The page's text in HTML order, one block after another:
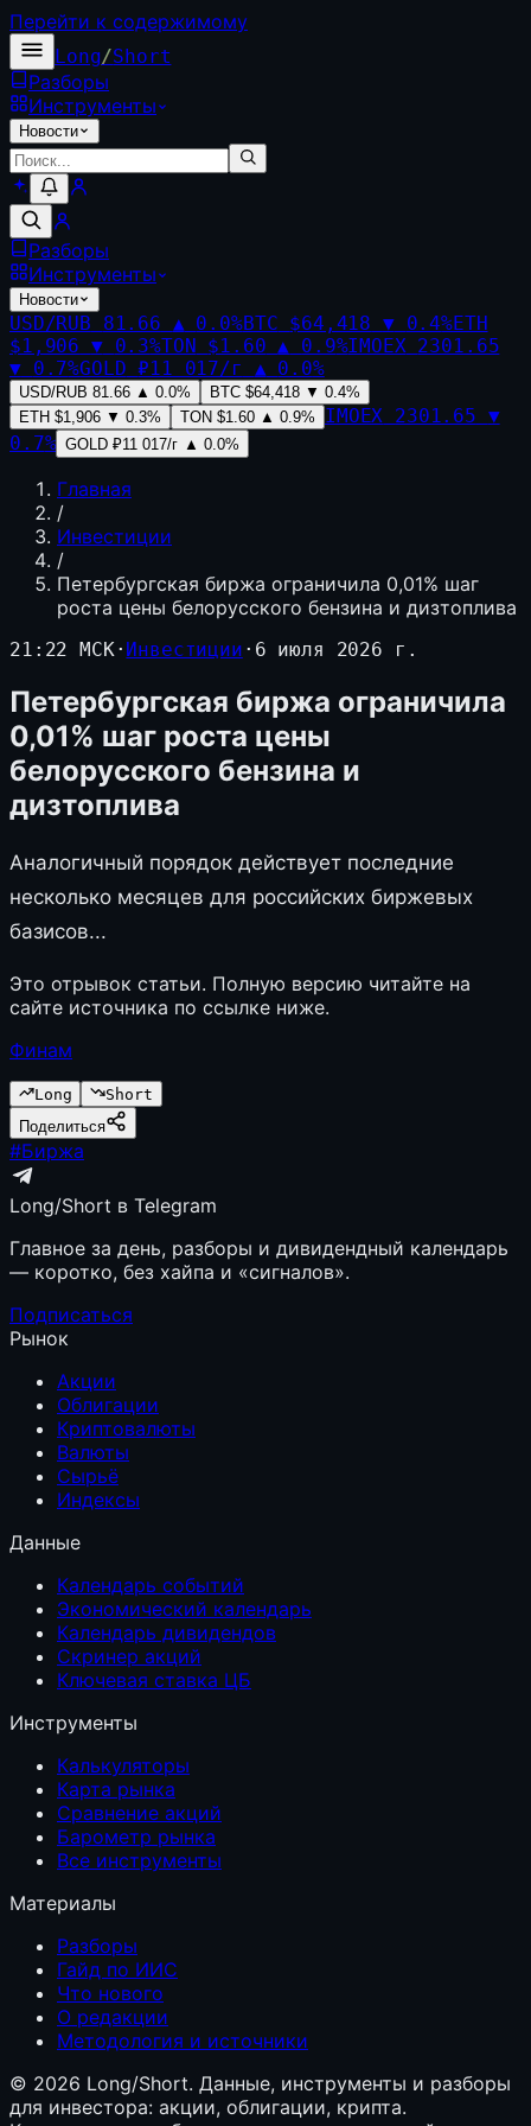
Перейти к содержимому
Long/Short
Разборы
Инструменты
Новости
Разборы
Инструменты
Новости
USD/RUB 81.66 ▲ 0.0%BTC $64,418 ▼ 0.4%ETH
$1,906 ▼ 0.3%TON $1.60 ▲ 0.9%IMOEX 2301.65
▼ 0.7%GOLD ₽11 017/г ▲ 0.0%
USD/RUB 81.66 ▲ 0.0% BTC $64,418 ▼ 0.4%
ETH $1,906 ▼ 0.3% TON $1.60 ▲ 0.9% IMOEX 2301.65 ▼
0.7% GOLD ₽11 017/г ▲ 0.0%
Главная
/
Инвестиции
/
Петербургская биржа ограничила 0,01% шаг
роста цены белорусского бензина и дизтоплива
21:22 МСК· Инвестиции · 6 июля 2026 г.
Петербургская биржа ограничила
0,01% шаг роста цены
белорусского бензина и
дизтоплива
Аналогичный порядок действует последние
несколько месяцев для российских биржевых
базисов...
Это отрывок статьи. Полную версию читайте на
сайте источника по ссылке ниже.
Финам
Long
Short
Поделиться
#Биржа
Long/Short в Telegram
Главное за день, разборы и дивидендный календарь
— коротко, без хайпа и «сигналов».
Подписаться
Рынок
Акции
Облигации
Криптовалюты
Валюты
Сырьё
Индексы
Данные
Календарь событий
Экономический календарь
Календарь дивидендов
Скринер акций
Ключевая ставка ЦБ
Инструменты
Калькуляторы
Карта рынка
Сравнение акций
Барометр рынка
Все инструменты
Материалы
Разборы
Гайд по ИИС
Что нового
О редакции
Методология и источники
© 2026 Long/Short. Данные, инструменты и разборы
для инвестора: акции, облигации, крипта.